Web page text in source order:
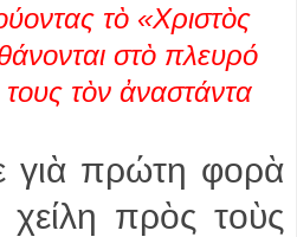
τὸ «Χριστὸς
στὸ πλευρό
τὸν ἀναστάντα
πρώτη φορὰ
χείλη πρὸς τοὺς